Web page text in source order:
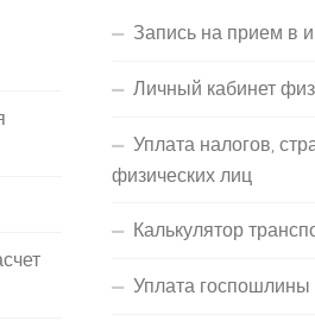
Запись на прием в
Личный кабинет
Уплата налогов,
физических лиц
Калькулятор
Уплата госпошлины